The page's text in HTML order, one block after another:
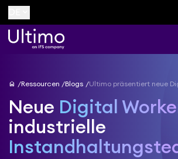
home Ressourcen Blogs
Neue Digital
industrielle